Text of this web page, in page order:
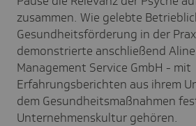
zusammen. Wie gelebte
Gesundheitsförderung in der
demonstrierte anschließend
Management Service GmbH - mit
Erfahrungsberichten aus ihrem
dem Gesundheitsmaßnahmen
Unternehmenskultur gehören.